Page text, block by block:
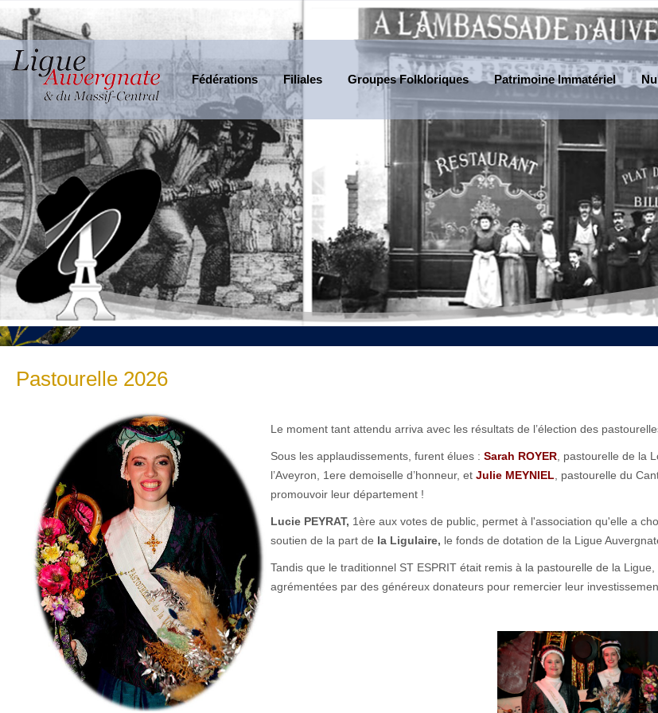
Fédérations Filiales Groupes Folkloriques Patrimoine Immatériel
Pastourelle 2026
Le moment tant attendu arriva avec les résultats de l’élection des
Sous les applaudissements, furent élues : Sarah ROYER , pastourelle de la
l’Aveyron, 1ere demoiselle d’honneur, et Julie MEYNIEL , pastourelle du
promouvoir leur département !
Lucie PEYRAT, 1ère aux votes de public, permet à l'association qu'elle a
soutien de la part de la Ligulaire, le fonds de dotation de la Ligue
Tandis que le traditionnel ST ESPRIT était remis à la pastourelle de la
agrémentées par des généreux donateurs pour remercier leur